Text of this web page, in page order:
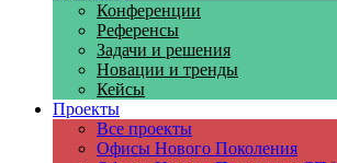
Конференции
Референсы
Задачи и решения
Новации и тренды
Кейсы
Проекты
Все проекты
Офисы Нового Поколения